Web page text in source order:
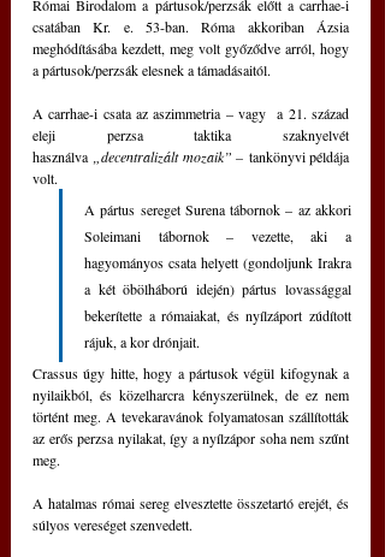
Római Birodalom a pártusok/perzsák előtt a carrhae-i
csatában Kr. e. 53-ban. Róma akkoriban Ázsia
meghódításába kezdett, meg volt győződve arról, hogy
a pártusok/perzsák elesnek a támadásaitól.
A carrhae-i csata az aszimmetria – vagy  a 21. század
eleji perzsa taktika szaknyelvét
használva
„decentralizált mozaik” – tankönyvi példája
volt.
A pártus sereget Surena tábornok – az akkori
Soleimani tábornok – vezette, aki a
hagyományos csata helyett (gondoljunk Irakra
a két öbölháború idején) pártus lovassággal
bekerítette a rómaiakat, és nyílzáport zúdított
rájuk, a kor drónjait.
Crassus úgy hitte, hogy a pártusok végül kifogynak a
nyilaikból, és közelharcra kényszerülnek, de ez nem
történt meg. A tevekaravánok folyamatosan szállították
az erős perzsa nyilakat, így a nyílzápor soha nem szűnt
meg.
A hatalmas római sereg elvesztette összetartó erejét, és
súlyos vereséget szenvedett.